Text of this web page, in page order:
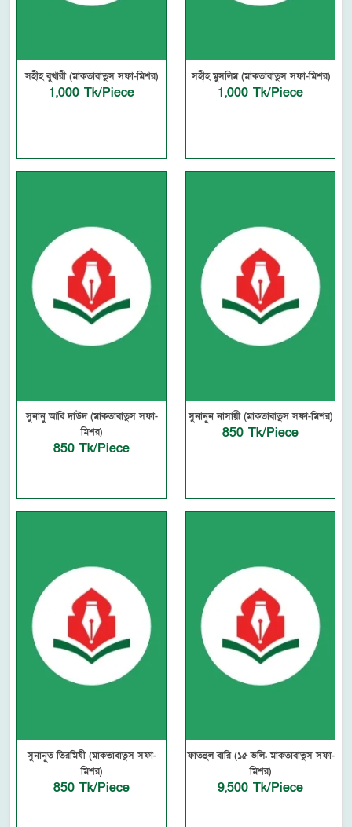
সহীহ বুখারী (মাকতাবাতুস সফা-মিশর)
1,000 Tk/Piece
সহীহ মুসলিম (মাকতাবাতুস সফা-মিশর)
1,000 Tk/Piece
সুনানু আবি দাউদ (মাকতাবাতুস সফা-
মিশর)
850 Tk/Piece
সুনানুন নাসায়ী (মাকতাবাতুস সফা-মিশর)
850 Tk/Piece
সুনানুত তিরমিযী (মাকতাবাতুস সফা-
মিশর)
850 Tk/Piece
ফাতহুল বারি (১৫ ভলি. মাকতাবাতুস সফা-
মিশর)
9,500 Tk/Piece